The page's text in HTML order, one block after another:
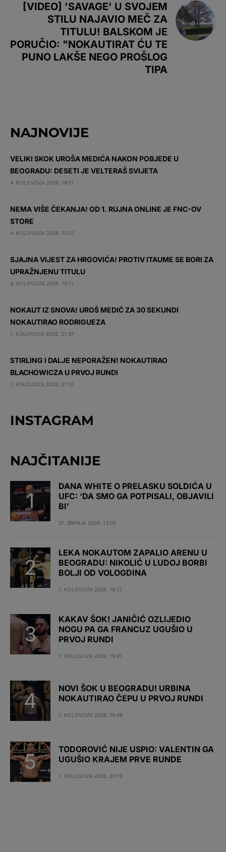
[VIDEO] 'SAVAGE' U SVOJEM
STILU NAJAVIO MEČ ZA
TITULU! BALSKOM JE
PORUČIO: "NOKAUTIRAT ĆU TE
PUNO LAKŠE NEGO PROŠLOG
TIPA
NAJNOVIJE
VELIKI SKOK UROŠA MEDIĆA NAKON POBJEDE U
BEOGRADU: DESETI JE VELTERAŠ SVIJETA
4. KOLOVOZA 2026. 16:11
NEMA VIŠE ČEKANJA! OD 1. RUJNA ONLINE JE FNC-OV
STORE
4. KOLOVOZA 2026. 12:07
SJAJNA VIJEST ZA HRGOVIĆA! PROTIV ITAUME SE BORI ZA
UPRAŽNJENU TITULU
4. KOLOVOZA 2026. 10:11
NOKAUT IZ SNOVA! UROŠ MEDIĆ ZA 30 SEKUNDI
NOKAUTIRAO RODRIGUEZA
1. KOLOVOZA 2026. 21:37
STIRLING I DALJE NEPORAŽEN! NOKAUTIRAO
BLACHOWICZA U PRVOJ RUNDI
1. KOLOVOZA 2026. 21:10
INSTAGRAM
NAJČITANIJE
DANA WHITE O PRELASKU SOLDIĆA U
UFC: ‘DA SMO GA POTPISALI, OBJAVILI
BI’
31. SRPNJA 2026. 13:05
LEKA NOKAUTOM ZAPALIO ARENU U
BEOGRADU: NIKOLIĆ U LUDOJ BORBI
BOLJI OD VOLOGDINA
1. KOLOVOZA 2026. 18:21
KAKAV ŠOK! JANIČIĆ OZLIJEDIO
NOGU PA GA FRANCUZ UGUŠIO U
PRVOJ RUNDI
1. KOLOVOZA 2026. 19:41
NOVI ŠOK U BEOGRADU! URBINA
NOKAUTIRAO ČEPU U PRVOJ RUNDI
1. KOLOVOZA 2026. 19:49
TODOROVIĆ NIJE USPIO: VALENTIN GA
UGUŠIO KRAJEM PRVE RUNDE
1. KOLOVOZA 2026. 20:19